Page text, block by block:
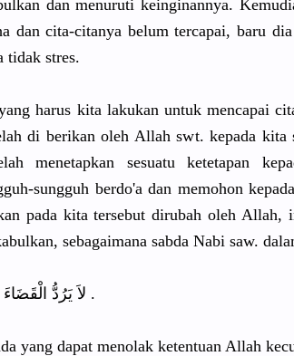
dan menuruti keinginannya.
dan cita-citanya belum tercapai, baru
tidak stres.
harus kita lakukan untuk mencapai
di berikan oleh Allah swt. kepada kita
menetapkan sesuatu ketetapan
sungguh berdo'a dan memohon
pada kita tersebut dirubah oleh Allah,
sebagaimana sabda Nabi saw.
لاَ يَرُدُّ الْقَضَاءَ إِلاَّ دُعَاءٌ .
yang dapat menolak ketentuan Allah